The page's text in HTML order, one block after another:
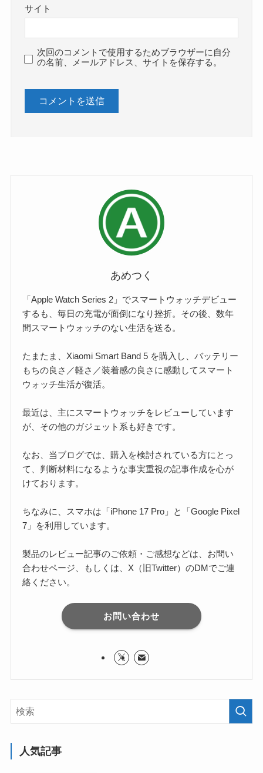
サイト
次回のコメントで使用するためブラウザーに自分
の名前、メールアドレス、サイトを保存する。
あめつく
「Apple Watch Series 2」でスマートウォッチデビュー
するも、毎日の充電が面倒になり挫折。その後、数年
間スマートウォッチのない生活を送る。
たまたま、Xiaomi Smart Band 5 を購入し、バッテリー
もちの良さ／軽さ／装着感の良さに感動してスマート
ウォッチ生活が復活。
最近は、主にスマートウォッチをレビューしています
が、その他のガジェット系も好きです。
なお、当ブログでは、購入を検討されている方にとっ
て、判断材料になるような事実重視の記事作成を心が
けております。
ちなみに、スマホは「iPhone 17 Pro」と「Google Pixel
7」を利用しています。
製品のレビュー記事のご依頼・ご感想などは、お問い
合わせページ、もしくは、X（旧Twitter）のDMでご連
絡ください。
お問い合わせ
人気記事